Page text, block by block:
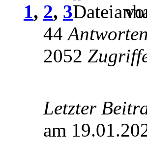
1, 2, 3
44Antworten
2052
Letzter
am